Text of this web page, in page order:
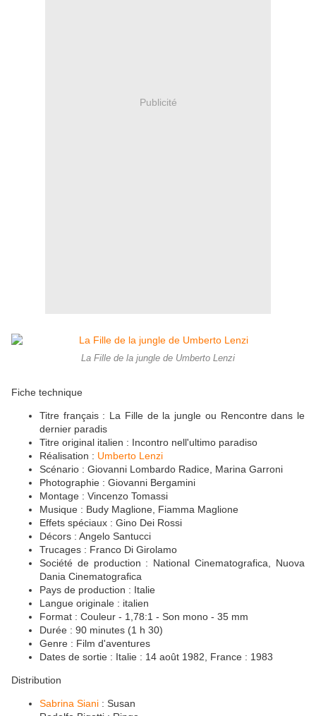
Publicité
La Fille de la jungle de Umberto Lenzi
Fiche technique
Titre français : La Fille de la jungle ou Rencontre dans le
dernier paradis
Titre original italien : Incontro nell'ultimo paradiso
Réalisation : Umberto Lenzi
Scénario : Giovanni Lombardo Radice, Marina Garroni
Photographie : Giovanni Bergamini
Montage : Vincenzo Tomassi
Musique : Budy Maglione, Fiamma Maglione
Effets spéciaux : Gino Dei Rossi
Décors : Angelo Santucci
Trucages : Franco Di Girolamo
Société de production : National Cinematografica, Nuova
Dania Cinematografica
Pays de production : Italie
Langue originale : italien
Format : Couleur - 1,78:1 - Son mono - 35 mm
Durée : 90 minutes (1 h 30)
Genre : Film d'aventures
Dates de sortie : Italie : 14 août 1982, France : 1983
Distribution
Sabrina Siani : Susan